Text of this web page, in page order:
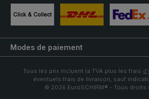
Modes de paiement
Tous les prix incluent la TVA plus les frais
éventuels frais de livraison, sauf
© 2026 EuroSCHIRM® - Tous droits